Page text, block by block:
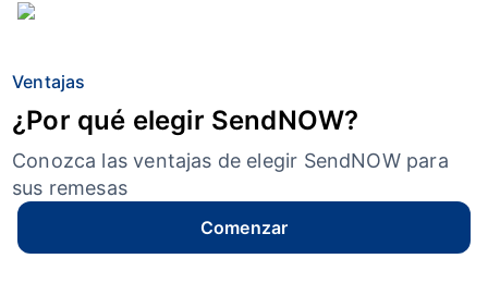
Ventajas
¿Por qué elegir SendNOW?
Conozca las ventajas de elegir SendNOW para
sus remesas
Comenzar